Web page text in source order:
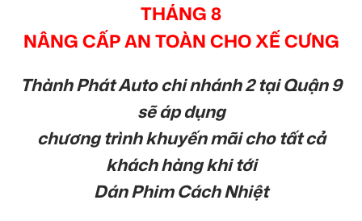
THÁNG 8
NÂNG CẤP AN TOÀN CHO XẾ CƯNG
Thành Phát Auto chi nhánh 2 tại Quận 9
sẽ áp dụng
chương trình khuyến mãi cho tất cả
khách hàng khi tới
Dán Phim Cách Nhiệt